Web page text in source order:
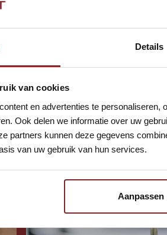
Details
van cookies
en advertenties te personaliseren,
Ook delen we informatie over uw
partners kunnen deze gegevens
van uw gebruik van hun services.
Aanpassen
vandaag